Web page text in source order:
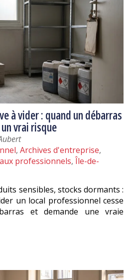
à vider : quand un débarras
vrai risque
, Archives d'entreprise,
professionnels, Île-de-
sensibles, stocks dormants :
un local professionnel cesse
et demande une vraie